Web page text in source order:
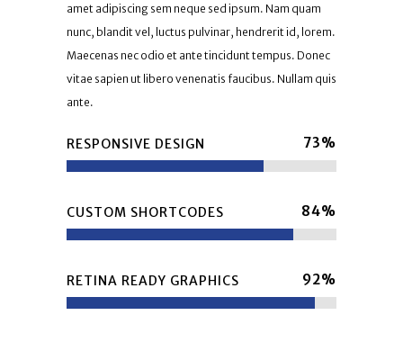
amet adipiscing sem neque sed ipsum. Nam quam
nunc, blandit vel, luctus pulvinar, hendrerit id, lorem.
Maecenas nec odio et ante tincidunt tempus. Donec
vitae sapien ut libero venenatis faucibus. Nullam quis
ante.
RESPONSIVE DESIGN 73%
CUSTOM SHORTCODES 84%
RETINA READY GRAPHICS 92%